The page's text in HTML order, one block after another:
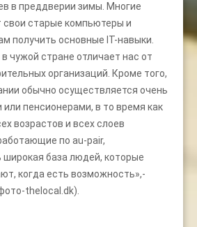
в преддверии зимы. Многие
старые компьютеры и
получить основные IT-навыки.
чужой стране отличает нас от
организаций. Кроме того,
обычно осуществляется очень
пенсионерами, в то время как
возрастов и всех слоев
по au-pair,
широкая база людей, которые
когда есть возможность»,-
thelocal.dk).